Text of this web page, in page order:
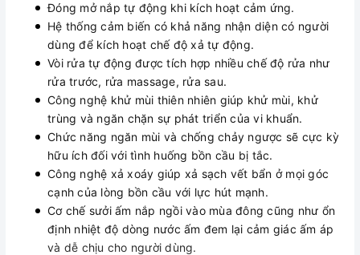
Đóng mở nắp tự động khi kích hoạt cảm ứng.
Hệ thống cảm biến có khả năng nhận diện có người
dùng để kích hoạt chế độ xả tự động.
Vòi rửa tự động được tích hợp nhiều chế độ rửa như
rửa trước, rửa massage, rửa sau.
Công nghệ khử mùi thiên nhiên giúp khử mùi, khử
trùng và ngăn chặn sự phát triển của vi khuẩn.
Chức năng ngăn mùi và chống chảy ngược sẽ cực kỳ
hữu ích đối với tình huống bồn cầu bị tắc.
Công nghệ xả xoáy giúp xả sạch vết bẩn ở mọi góc
cạnh của lòng bồn cầu với lực hút mạnh.
Cơ chế sưởi ấm nắp ngồi vào mùa đông cũng như ổn
định nhiệt độ dòng nước ấm đem lại cảm giác ấm áp
và dễ chịu cho người dùng.